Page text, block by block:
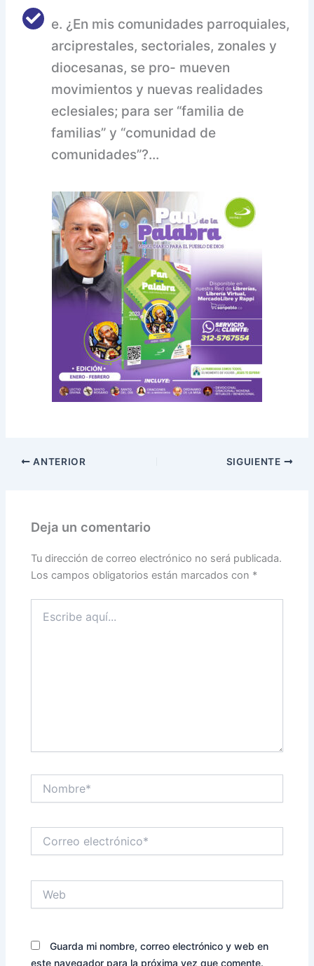
e. ¿En mis comunidades parroquiales,
arciprestales, sectoriales, zonales y
diocesanas, se pro- mueven
movimientos y nuevas realidades
eclesiales; para ser “familia de
familias” y “comunidad de
comunidades”?...
ANTERIOR SIGUIENTE
Deja un comentario
Tu dirección de correo electrónico no será publicada.
Los campos obligatorios están marcados con *
aquí...
electrónico*
Guarda mi nombre, correo electrónico y web en
este navegador para la próxima vez que comente.